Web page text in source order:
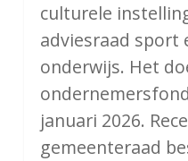
culturele
adviesraad sport
onderwijs. Het
januari 2026.
gemeenteraad